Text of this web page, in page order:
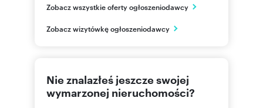
Al. Rzeczypospolitej 1
mazowieckie
(22) 4 Pokaż fax
Zobacz wszystkie oferty ogłoszeniodawcy
Zobacz wizytówkę ogłoszeniodawcy
Nie znalazłeś jeszcze swojej
wymarzonej nieruchomości?